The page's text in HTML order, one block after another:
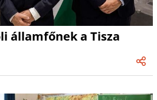
államfőnek a Tisza